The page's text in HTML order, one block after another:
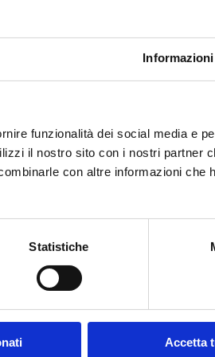
funzionalità dei social media e
il nostro sito con i nostri partner
con altre informazioni che
Statistiche
Accetta
una gestione completa della sosta
per la sosta e la mobilità a Parma
dal proprio smartphone e acquistare i